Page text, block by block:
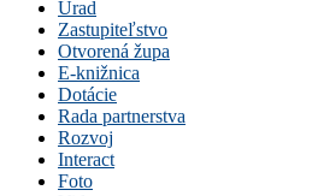
Úrad
Zastupiteľstvo
Otvorená župa
E-knižnica
Dotácie
Rada partnerstva
Rozvoj
Interact
Foto